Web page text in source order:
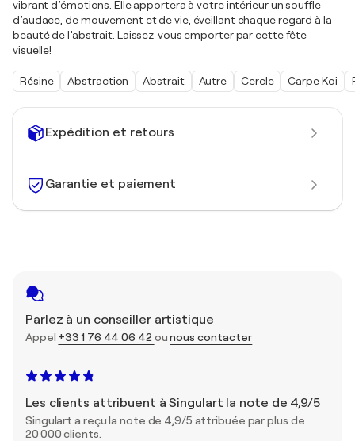
Expédition et retours
Garantie et paiement
Parlez à un conseiller artistique
Appel +33 1 76 44 06 42 ounous contacter
Les clients attribuent à Singulart la note de 4,9/5
Singulart a reçu la note de 4,9/5 attribuée par plus de
20 000 clients.
vibrant d’émotions. Elle apportera à votre intérieur un souffle
d’audace, de mouvement et de vie, éveillant chaque regard à la
beauté de l’abstrait. Laissez-vous emporter par cette fête
visuelle!
Résine Abstraction Abstrait Autre Cercle Carpe Koi